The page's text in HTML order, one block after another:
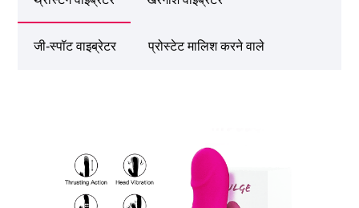
जी-स्पॉट वाइब्रेटर प्रोस्टेट मालिश करने वाले